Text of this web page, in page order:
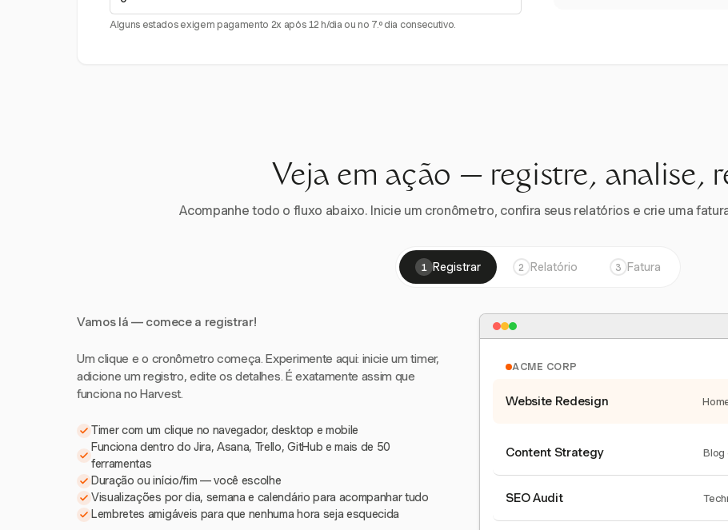
Alguns estados exigem pagamento 2x após 12 h/dia ou no 7.º dia consecutivo.
Veja em ação — registre, analise,
Acompanhe todo o fluxo abaixo. Inicie um cronômetro, confira seus relatórios e crie uma
1 Registrar 2 Relatório 3 Fatura
Vamos lá — comece a registrar!
Um clique e o cronômetro começa. Experimente aqui: inicie um timer,
adicione um registro, edite os detalhes. É exatamente assim que
funciona no Harvest.
Timer com um clique no navegador, desktop e mobile
Funciona dentro do Jira, Asana, Trello, GitHub e mais de 50
ferramentas
Duração ou início/fim — você escolhe
Visualizações por dia, semana e calendário para acompanhar tudo
Lembretes amigáveis para que nenhuma hora seja esquecida
ACME CORP
Website Redesign
Content Strategy Blog
SEO Audit